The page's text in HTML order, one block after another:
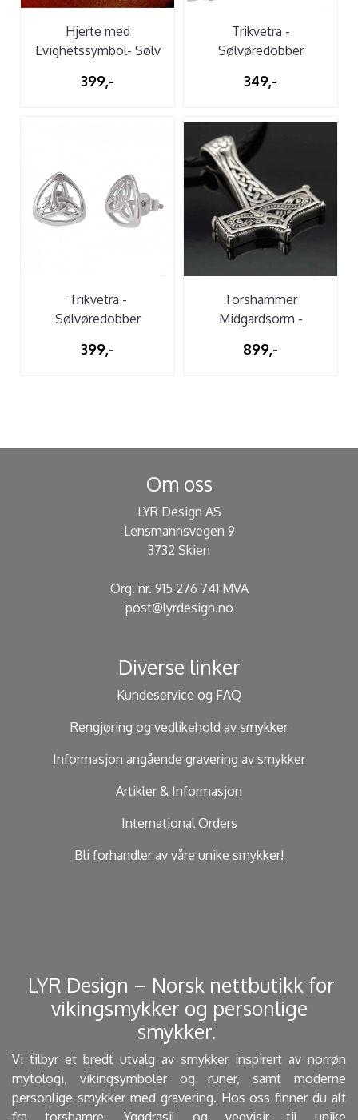
Hjerte med
Evighetssymbol- Sølv
399,-
Trikvetra -
Sølvøredobber
349,-
Trikvetra -
Sølvøredobber
399,-
Torshammer
Midgardsorm -
899,-
Om oss
LYR Design AS
Lensmannsvegen 9
3732 Skien
Org. nr. 915 276 741 MVA
post@lyrdesign.no
Diverse linker
Kundeservice og FAQ
Rengjøring og vedlikehold av smykker
Informasjon angående gravering av smykker
Artikler & Informasjon
International Orders
Bli forhandler av våre unike smykker!
​ LYR Design – Norsk nettbutikk for
vikingsmykker og personlige
smykker. ​
Vi tilbyr et bredt utvalg av smykker inspirert av norrøn
mytologi, vikingsymboler og runer, samt moderne
personlige smykker med gravering. Hos oss finner du alt